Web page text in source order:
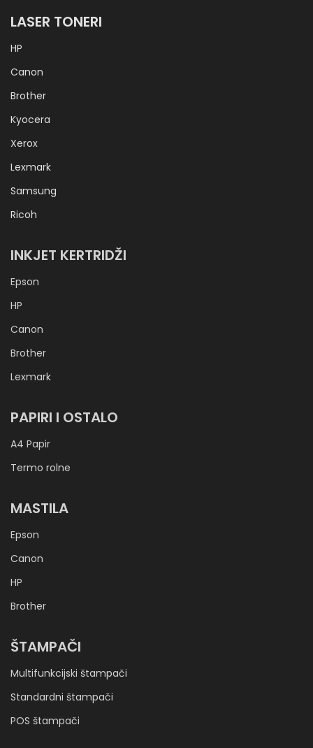
LASER TONERI
HP
Canon
Brother
Kyocera
Xerox
Lexmark
Samsung
Ricoh
INKJET KERTRIDŽI
Epson
HP
Canon
Brother
Lexmark
PAPIRI I OSTALO
A4 Papir
Termo rolne
MASTILA
Epson
Canon
HP
Brother
ŠTAMPAČI
Multifunkcijski štampači
Standardni štampači
POS štampači